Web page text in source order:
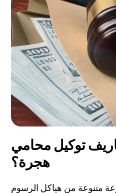
توكيل محامي
هجرة؟
متنوعة من هياكل الرسوم